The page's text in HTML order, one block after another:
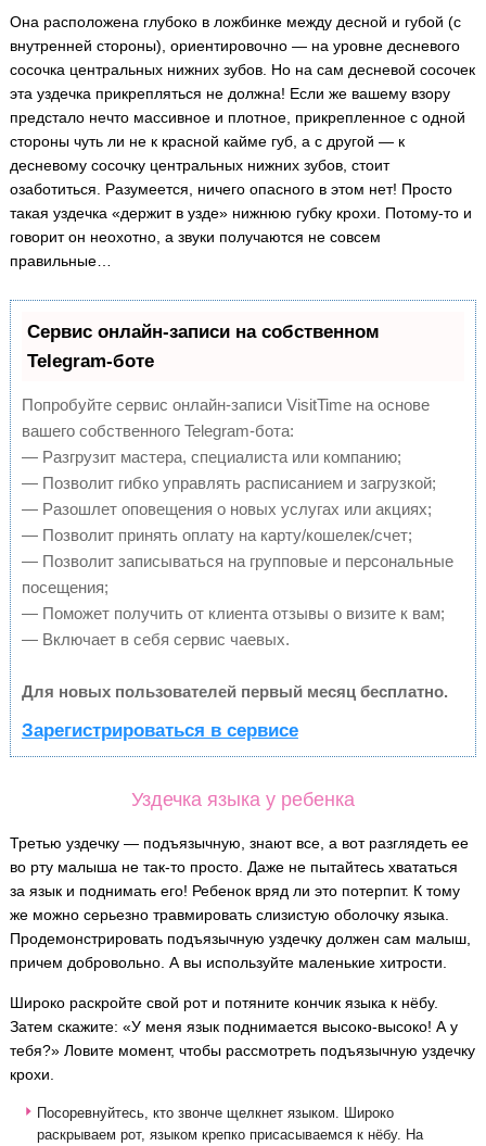
Она расположена глубоко в ложбинке между десной и губой (с
внутренней стороны), ориентировочно — на уровне десневого
сосочка центральных нижних зубов. Но на сам десневой сосочек
эта уздечка прикрепляться не должна! Если же вашему взору
предстало нечто массивное и плотное, прикрепленное с одной
стороны чуть ли не к красной кайме губ, а с другой — к
десневому сосочку центральных нижних зубов, стоит
озаботиться. Разумеется, ничего опасного в этом нет! Просто
такая уздечка «держит в узде» нижнюю губку крохи. Потому-то и
говорит он неохотно, а звуки получаются не совсем
правильные…
Сервис онлайн-записи на собственном
Telegram-боте
Попробуйте сервис онлайн-записи VisitTime на основе
вашего собственного Telegram-бота:
— Разгрузит мастера, специалиста или компанию;
— Позволит гибко управлять расписанием и загрузкой;
— Разошлет оповещения о новых услугах или акциях;
— Позволит принять оплату на карту/кошелек/счет;
— Позволит записываться на групповые и персональные
посещения;
— Поможет получить от клиента отзывы о визите к вам;
— Включает в себя сервис чаевых.
Для новых пользователей первый месяц бесплатно.
Зарегистрироваться в сервисе
Уздечка языка у ребенка
Третью уздечку — подъязычную, знают все, а вот разглядеть ее
во рту малыша не так-то просто. Даже не пытайтесь хвататься
за язык и поднимать его! Ребенок вряд ли это потерпит. К тому
же можно серьезно травмировать слизистую оболочку языка.
Продемонстрировать подъязычную уздечку должен сам малыш,
причем добровольно. А вы используйте маленькие хитрости.
Широко раскройте свой рот и потяните кончик языка к нёбу.
Затем скажите: «У меня язык поднимается высоко-высоко! А у
тебя?» Ловите момент, чтобы рассмотреть подъязычную уздечку
крохи.
Посоревнуйтесь, кто звонче щелкнет языком. Широко
раскрываем рот, языком крепко присасываемся к нёбу. На